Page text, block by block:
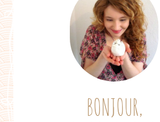
BONJOUR,